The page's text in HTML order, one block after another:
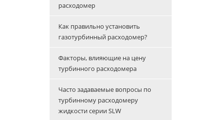
расходомер
Как правильно установить
газотурбинный расходомер?
Факторы, влияющие на цену
турбинного расходомера
Часто задаваемые вопросы по
турбинному расходомеру
жидкости серии SLW